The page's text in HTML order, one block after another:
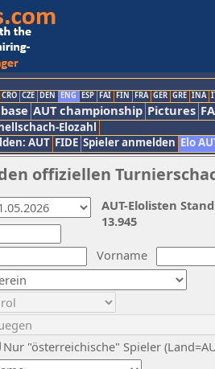
CRO CZE DEN ENG ESP FAI FIN FRA GER GRE INA
AUT championship Pictures
Elozahl
AUT FIDE Spieler anmelden Elo
offiziellen
Vorname
Nur "österreichische" Spieler
AUT-Elolisten
13.945